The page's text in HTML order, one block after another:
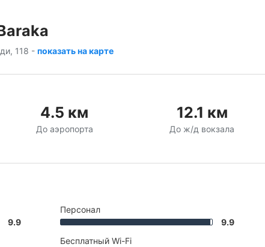
118 - показать на карте
4.5 км
До аэропорта
12.1 км
До ж/д вокзала
9.9
Персонал
9.9
Бесплатный Wi-Fi